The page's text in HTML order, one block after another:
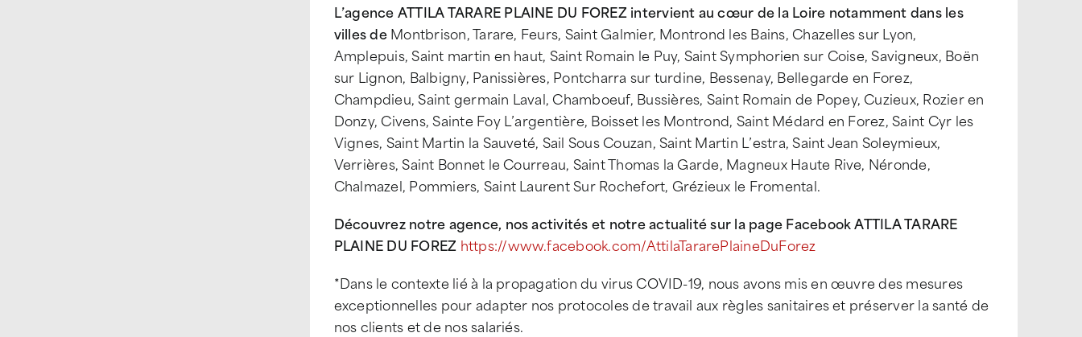
L’agence ATTILA TARARE PLAINE DU FOREZ intervient au cœur de la Loire notamment dans les
villes deMontbrison, Tarare, Feurs, Saint Galmier, Montrond les Bains, Chazelles sur Lyon,
Amplepuis, Saint martin en haut, Saint Romain le Puy, Saint Symphorien sur Coise, Savigneux, Boën
sur Lignon, Balbigny, Panissières, Pontcharra sur turdine, Bessenay, Bellegarde en Forez,
Champdieu, Saint germain Laval, Chamboeuf, Bussières, Saint Romain de Popey, Cuzieux, Rozier en
Donzy, Civens, Sainte Foy L’argentière, Boisset les Montrond, Saint Médard en Forez, Saint Cyr les
Vignes, Saint Martin la Sauveté, Sail Sous Couzan, Saint Martin L’estra, Saint Jean Soleymieux,
Verrières, Saint Bonnet le Courreau, Saint Thomas la Garde, Magneux Haute Rive, Néronde,
Chalmazel, Pommiers, Saint Laurent Sur Rochefort, Grézieux le Fromental.
Découvrez notre agence, nos activités et notre actualité sur la page Facebook ATTILA TARARE
PLAINE DU FOREZ https://www.facebook.com/AttilaTararePlaineDuForez
*Dans le contexte lié à la propagation du virus COVID-19, nous avons mis en œuvre des mesures
exceptionnelles pour adapter nos protocoles de travail aux règles sanitaires et préserver la santé de
nos clients et de nos salariés.